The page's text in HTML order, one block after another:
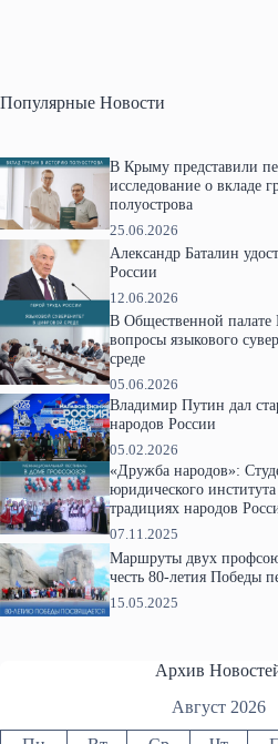
Популярные Новости
В Крыму представили
исследование о вкладе
полуострова
25.06.2026
Александр Баталин
России
12.06.2026
В Общественной палате
вопросы языкового
среде
05.06.2026
Владимир Путин дал
народов России
05.02.2026
«Дружба народов»:
юридического института
традициях народов
07.11.2025
Маршруты двух
честь 80-летия Победы
15.05.2025
Архив
Август 2026